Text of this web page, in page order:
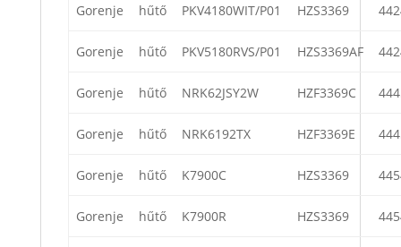
Gorenje hűtő PKV4180WIT/P01 HZS3369
Gorenje hűtő PKV5180RVS/P01 HZS3369AF
Gorenje hűtő NRK62JSY2W HZF3369C
Gorenje hűtő NRK6192TX HZF3369E
Gorenje hűtő K7900C HZS3369
Gorenje hűtő K7900R HZS3369